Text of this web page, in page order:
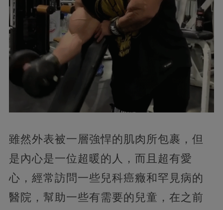
雖然外表被一層強悍的肌肉所包裹，但
是內心是一位超暖的人，而且超有愛
心，經常訪問一些兒科癌癥和罕見病的
醫院，幫助一些有需要的兒童，在之前